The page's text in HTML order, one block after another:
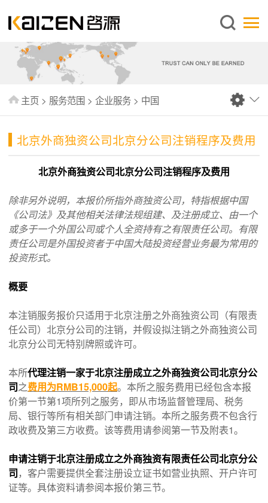
简体中文
关于启源
服务范围
新闻中心
知识库
常见问题
联系我们
主页 > 服务范围 > 企业服务 > 中国
北京外商独资公司北京分公司注销程序及费用
北京外商独资公司北京分公司注销程序及费用
除非另外说明，本报价所指外商独资公司，特指根据中国
《公司法》及其他相关法律法规组建、及注册成立、由一个
或多于一个外国公司或个人全资持有之有限责任公司。有限
责任公司是外国投资者于中国大陆投资经营业务最为常用的
投资形式。
概要
本注销服务报价只适用于北京注册之外商独资公司（有限责
任公司）北京分公司的注销，并假设拟注销之外商独资公司
北京分公司无特别牌照或许可。
本所代理注销一家于北京注册成立之外商独资公司北京分公
司之费用为RMB15,000起。本所之服务费用已经包含本报
价第一节第1项所列之服务，即从市场监督管理局、税务
局、银行等所有相关部门申请注销。本所之服务费不包含行
政收费及第三方收费。该等费用请参阅第一节及附表1。
申请注销于北京注册成立之外商独资有限责任公司北京分公
司，客户需要提供全套注册设立证书如营业执照、开户许可
证等。具体资料请参阅本报价第三节。